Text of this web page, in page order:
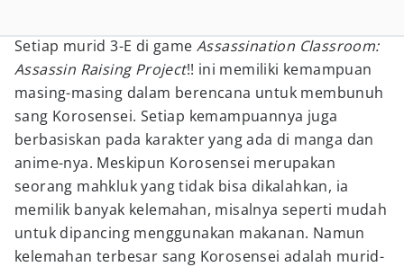
Setiap murid 3-E di game Assassination Classroom:
Assassin Raising Project!! ini memiliki kemampuan
masing-masing dalam berencana untuk membunuh
sang Korosensei. Setiap kemampuannya juga
berbasiskan pada karakter yang ada di manga dan
anime-nya. Meskipun Korosensei merupakan
seorang mahkluk yang tidak bisa dikalahkan, ia
memilik banyak kelemahan, misalnya seperti mudah
untuk dipancing menggunakan makanan. Namun
kelemahan terbesar sang Korosensei adalah murid-